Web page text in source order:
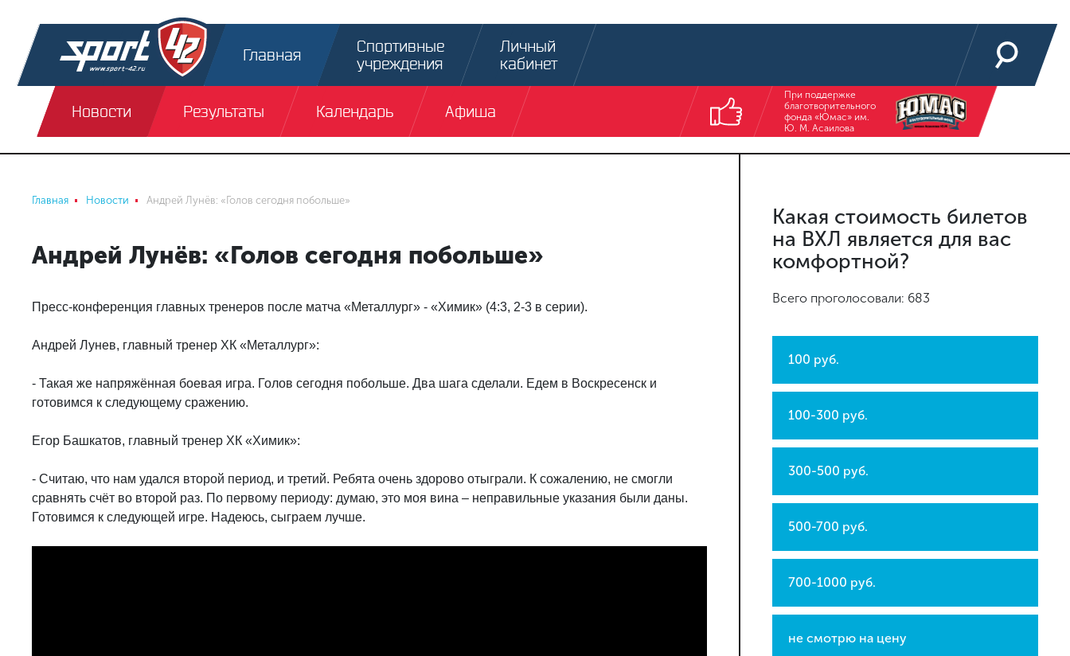
Главная
Спортивные
учреждения
Личный
кабинет
Новости Результаты Календарь Афиша
При поддержке
благотворительного
фонда «Юмас» им.
Ю. М. Асаилова
Главная Новости Андрей Лунёв: «Голов сегодня побольше»
Андрей Лунёв: «Голов сегодня побольше»
Пресс-конференция главных тренеров после матча «Металлург» - «Химик» (4:3, 2-3 в серии).
Андрей Лунев, главный тренер ХК «Металлург»:
- Такая же напряжённая боевая игра. Голов сегодня побольше. Два шага сделали. Едем в Воскресенск и
готовимся к следующему сражению.
Егор Башкатов, главный тренер ХК «Химик»:
- Считаю, что нам удался второй период, и третий. Ребята очень здорово отыграли. К сожалению, не смогли
сравнять счёт во второй раз. По первому периоду: думаю, это моя вина – неправильные указания были даны.
Готовимся к следующей игре. Надеюсь, сыграем лучше.
Какая стоимость билетов
на ВХЛ является для вас
комфортной?
Всего проголосовали: 683
100 руб.
100-300 руб.
300-500 руб.
500-700 руб.
700-1000 руб.
не смотрю на цену